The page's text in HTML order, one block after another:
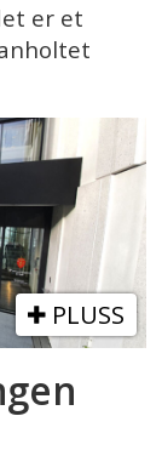
er et
PLUSS